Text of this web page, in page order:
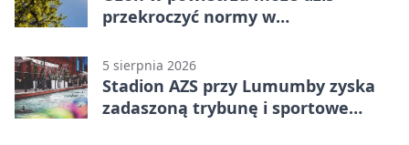
przekroczyć normy w
5 sierpnia 2026
Stadion AZS przy Lumumby zyska
zadaszoną trybunę i sportowe